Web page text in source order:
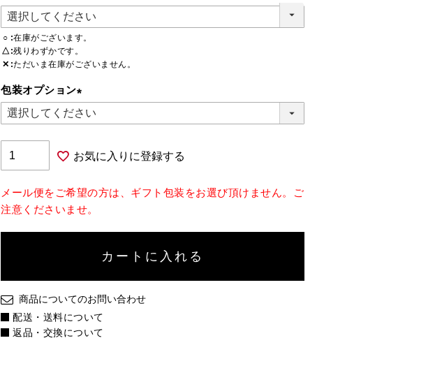
○ 在庫がございます。
△ 残りわずかです。
✕ ただいま在庫がございません。
包装オプション
(必
須)
お気に入りに登録する
メール便をご希望の方は、ギフト包装をお選び頂けません。ご
注意くださいませ。
カートに入れる
商品についてのお問い合わせ
配送・送料について
返品・交換について